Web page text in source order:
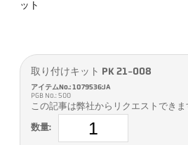
ット
取り付けキット PK 21-008
アイテムNo.: 1079536:JA
PGB No.: 500
この記事は弊社からリクエストできま
数量: